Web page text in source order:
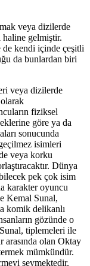
veya dizilerde
gelmiştir.
kendi içinde çeşitli
da bunlardan biri
veya dizilerde
fiziksel
göre ya da
sonucunda
isimleri
veya korku
Dünya
pek çok isim
karakter oyuncu
Kemal Sunal,
komik delikanlı
gözünde o
tiplemeleri ile
arasında olan Oktay
mümkündür.
sevmektedir.